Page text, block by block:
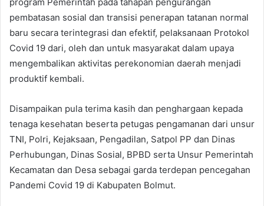
pembatasan sosial dan transisi penerapan tatanan normal
baru secara terintegrasi dan efektif, pelaksanaan Protokol
Covid 19 dari, oleh dan untuk masyarakat dalam upaya
mengembalikan aktivitas perekonomian daerah menjadi
produktif kembali.
Disampaikan pula terima kasih dan penghargaan kepada
tenaga kesehatan beserta petugas pengamanan dari unsur
TNI, Polri, Kejaksaan, Pengadilan, Satpol PP dan Dinas
Perhubungan, Dinas Sosial, BPBD serta Unsur Pemerintah
Kecamatan dan Desa sebagai garda terdepan pencegahan
Pandemi Covid 19 di Kabupaten Bolmut.